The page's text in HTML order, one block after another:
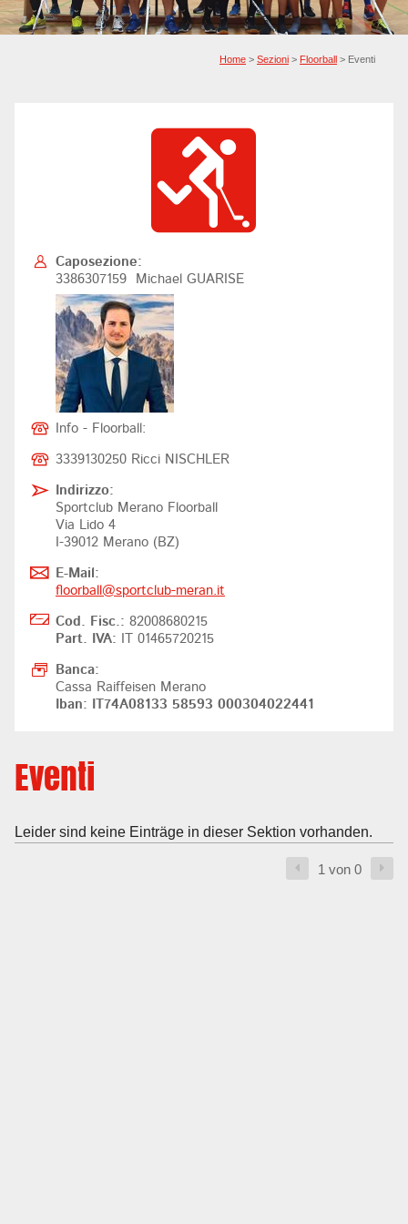
Home > Sezioni > Floorball > Eventi
Caposezione:
3386307159 Michael GUARISE
Info - Floorball:
3339130250 Ricci NISCHLER
Indirizzo:
Sportclub Merano Floorball
Via Lido 4
I-39012 Merano (BZ)
E-Mail:
floorball@sportclub-meran.it
Cod. Fisc.: 82008680215
Part. IVA:
IT 01465720215
Banca:
Cassa Raiffeisen Merano
Iban: IT74A08133 58593 000304022441
Eventi
Leider sind keine Einträge in dieser Sektion vorhanden.
1 von 0